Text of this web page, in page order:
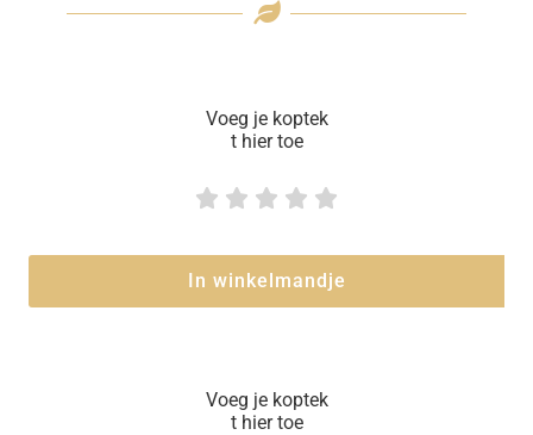
Voeg je koptek
t hier toe
    
In winkelmandje
Voeg je koptek
t hier toe